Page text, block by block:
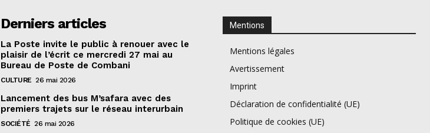
Derniers articles
La Poste invite le public à renouer avec le
plaisir de l’écrit ce mercredi 27 mai au
Bureau de Poste de Combani
CULTURE 26 mai 2026
Lancement des bus M’safara avec des
premiers trajets sur le réseau interurbain
SOCIÉTÉ 26 mai 2026
Mentions
Mentions légales
Avertissement
Imprint
Déclaration de confidentialité (UE)
Politique de cookies (UE)